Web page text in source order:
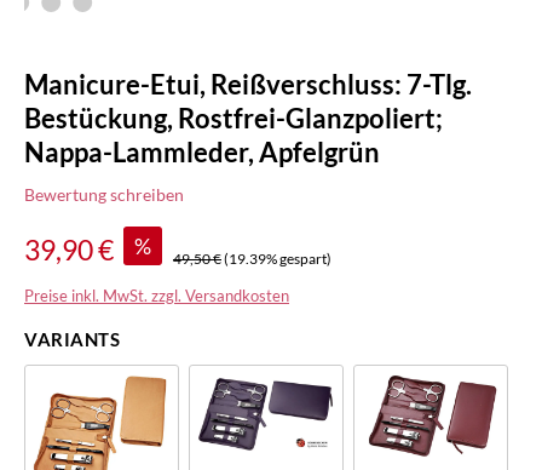
Manicure-Etui, Reißverschluss: 7-Tlg.
Bestückung, Rostfrei-Glanzpoliert;
Nappa-Lammleder, Apfelgrün
Bewertung schreiben
39,90 € % 49,50 €(19.39% gespart)
Preise inkl. MwSt. zzgl. Versandkosten
VARIANTS